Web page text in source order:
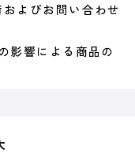
よびお問い合わせ
響による商品の